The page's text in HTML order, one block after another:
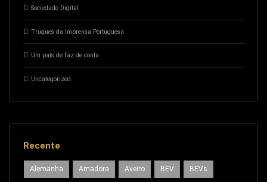
Sociedade Digital
Truques da Imprensa Portuguesa
Um país de faz de conta
Uncategorized
Recente
Alemanha Amadora Aveiro BEV BEVs